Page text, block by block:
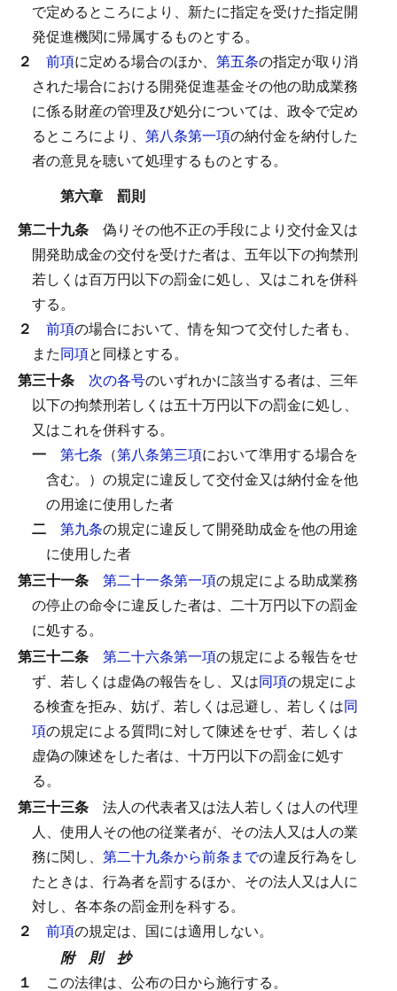
で定めるところにより、新たに指定を受けた指定開
発促進機関に帰属するものとする。
２ 前項に定める場合のほか、 第五条の指定が取り消
された場合における開発促進基金その他の助成業務
に係る財産の管理及び処分については、政令で定め
るところにより、 第八条第一項の納付金を納付した
者の意見を聴いて処理するものとする。
第六章 罰則
第二十九条 偽りその他不正の手段により交付金又は
開発助成金の交付を受けた者は、五年以下の拘禁刑
若しくは百万円以下の罰金に処し、又はこれを併科
する。
２ 前項の場合において、情を知つて交付した者も、
また同項と同様とする。
第三十条 次の各号のいずれかに該当する者は、三年
以下の拘禁刑若しくは五十万円以下の罰金に処し、
又はこれを併科する。
一 第七条 （第八条第三項において準用する場合を
含む。）の規定に違反して交付金又は納付金を他
の用途に使用した者
二 第九条の規定に違反して開発助成金を他の用途
に使用した者
第三十一条 第二十一条第一項の規定による助成業務
の停止の命令に違反した者は、二十万円以下の罰金
に処する。
第三十二条 第二十六条第一項の規定による報告をせ
ず、若しくは虚偽の報告をし、又は同項の規定によ
る検査を拒み、妨げ、若しくは忌避し、若しくは同
項の規定による質問に対して陳述をせず、若しくは
虚偽の陳述をした者は、十万円以下の罰金に処す
る。
第三十三条 法人の代表者又は法人若しくは人の代理
人、使用人その他の従業者が、その法人又は人の業
務に関し、 第二十九条から前条までの違反行為をし
たときは、行為者を罰するほか、その法人又は人に
対し、各本条の罰金刑を科する。
２ 前項の規定は、国には適用しない。
附 則 抄
１ この法律は、公布の日から施行する。